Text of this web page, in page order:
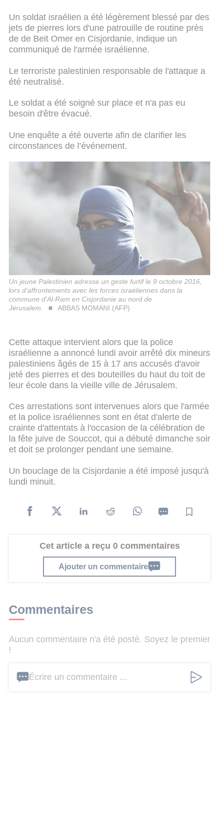
Un soldat israélien a été légèrement blessé par des
jets de pierres lors d'une patrouille de routine près
de de Beit Omer en Cisjordanie, indique un
communiqué de l'armée israélienne.
Le terroriste palestinien responsable de l'attaque a
été neutralisé.
Le soldat a été soigné sur place et n'a pas eu
besoin d'être évacué.
Une enquête a été ouverte afin de clarifier les
circonstances de l’événement.
Un jeune Palestinien adresse un geste furtif le 9 octobre 2016,
lors d'affrontements avec les forces israéliennes dans la
commune d'Al-Ram en Cisjordanie au nord de
Jérusalem.
ABBAS MOMANI (AFP)
Cette attaque intervient alors que la police
israélienne a annoncé lundi avoir arrêté dix mineurs
palestiniens âgés de 15 à 17 ans accusés d'avoir
jeté des pierres et des bouteilles du haut du toit de
leur école dans la vieille ville de Jérusalem.
Ces arrestations sont intervenues alors que l'armée
et la police israéliennes sont en état d'alerte de
crainte d'attentats à l'occasion de la célébration de
la fête juive de Souccot, qui a débuté dimanche soir
et doit se prolonger pendant une semaine.
Un bouclage de la Cisjordanie a été imposé jusqu'à
lundi minuit.
Cet article a reçu 0 commentaires
Ajouter un commentaire
Commentaires
Aucun commentaire n'a été posté. Soyez le premier
!
Écrire un commentaire ...